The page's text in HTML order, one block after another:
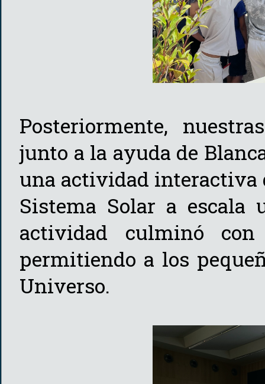
Posteriormente,
junto a la ayuda de
una actividad interactiva
Sistema Solar a escala
actividad culminó
permitiendo a los
Universo.